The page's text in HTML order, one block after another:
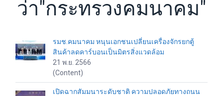
ว่า"กระทรวงคมนาคม"
รมช.คมนาคม หนุนเอกชนเปลี่ยนเครื่องจักรยกตู้
สินค้าลดคาร์บอนเป็นมิตรสิ่งแวดล้อม
21 พ.ย. 2566
(Content)
เปิดฉากสัมมนาระดับชาติ ความปลอดภัยทางถนน